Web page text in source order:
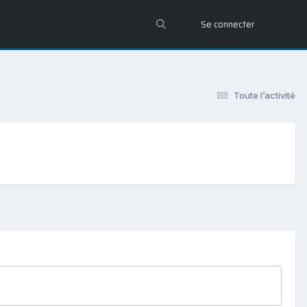
Se connecter
Toute l’activité